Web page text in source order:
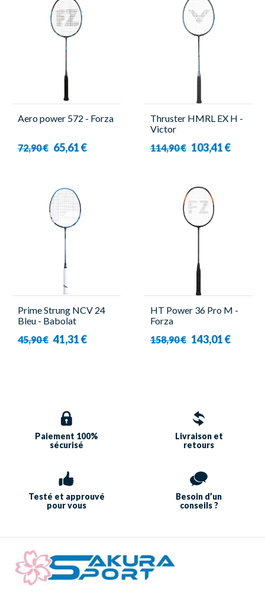
Aero power 572 - Forza
72,90 € 65,61 €
Thruster HMRL EX H -
Victor
114,90 € 103,41 €
Prime Strung NCV 24
Bleu - Babolat
45,90 € 41,31 €
HT Power 36 Pro M -
Forza
158,90 € 143,01 €
Paiement 100%
sécurisé
Livraison et
retours
Testé et approuvé
pour vous
Besoin d’un
conseils ?